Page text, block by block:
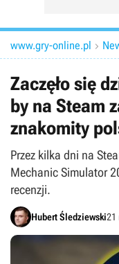
www.gry-online.pl 
Zaczęło się
by na Steam
znakomity
Przez kilka dni na
Mechanic Simulator
recenzji.
Hubert Śledziewski21